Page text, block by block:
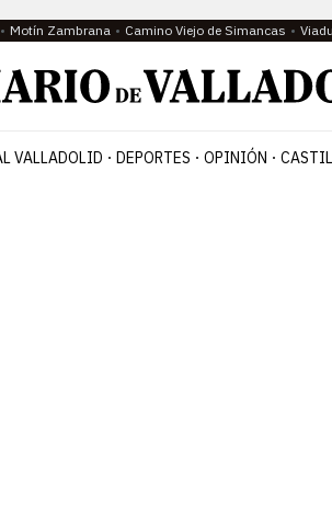
Motín Zambrana Camino Viejo de Simancas
VALLADOLID DEPORTES OPINIÓN